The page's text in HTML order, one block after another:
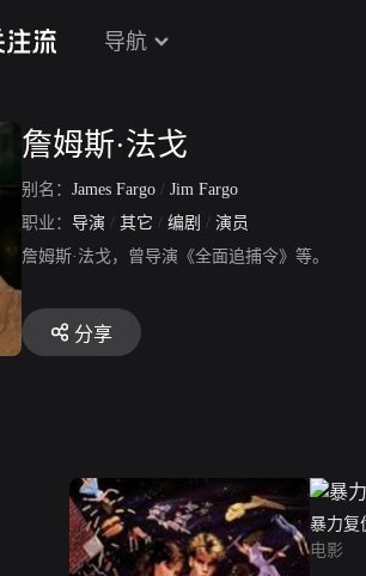
导航
詹姆斯·法戈
别名： James Fargo / Jim Fargo
职业： 导演 / 其它 / 编剧 / 演员
詹姆斯·法戈，曾导演《全面追捕令》等。
分享
暴力复
电影